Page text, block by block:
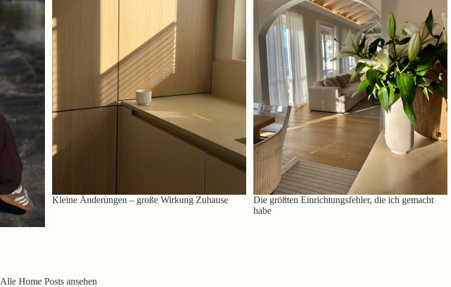
Kleine Änderungen – große Wirkung Zuhause
Die größten Einrichtungsfehler, die ich gemacht
habe
Alle Home Posts ansehen